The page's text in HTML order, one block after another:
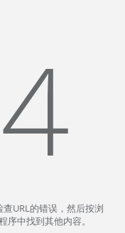
URL的错误，然后按浏
中找到其他内容。